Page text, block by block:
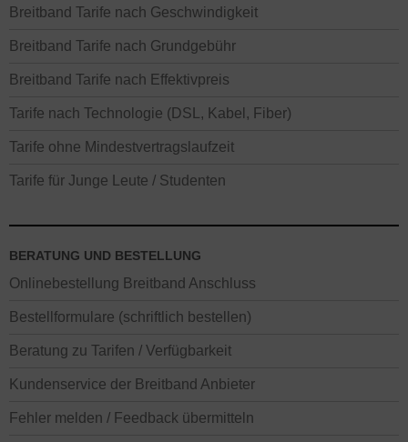
Breitband Tarife nach Geschwindigkeit
Breitband Tarife nach Grundgebühr
Breitband Tarife nach Effektivpreis
Tarife nach Technologie (DSL, Kabel, Fiber)
Tarife ohne Mindestvertragslaufzeit
Tarife für Junge Leute / Studenten
BERATUNG UND BESTELLUNG
Onlinebestellung Breitband Anschluss
Bestellformulare (schriftlich bestellen)
Beratung zu Tarifen / Verfügbarkeit
Kundenservice der Breitband Anbieter
Fehler melden / Feedback übermitteln